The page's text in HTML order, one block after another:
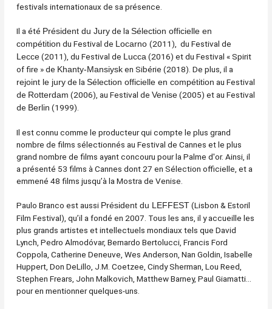
festivals internationaux de sa présence.
Il a été Président du Jury de la Sélection officielle en
compétition du Festival de Locarno (2011), du Festival de
Lecce (2011), du Festival de Lucca (2016) et du Festival « Spirit
of fire » de Khanty-Mansiysk en Sibérie (2018). De plus, il a
rejoint le jury de la Sélection officielle en compétition au Festival
de Rotterdam (2006), au Festival de Venise (2005) et au Festival
de Berlin (1999).
Il est connu comme le producteur qui compte le plus grand
nombre de films sélectionnés au Festival de Cannes et le plus
grand nombre de films ayant concouru pour la Palme d'or. Ainsi, il
a présenté 53 films à Cannes dont 27 en Sélection officielle, et a
emmené 48 films jusqu’à la Mostra de Venise.
Paulo Branco est aussi Président du LEFFEST (Lisbon & Estoril
Film Festival), qu’il a fondé en 2007. Tous les ans, il y accueille les
plus grands artistes et intellectuels mondiaux tels que David
Lynch, Pedro Almodóvar, Bernardo Bertolucci, Francis Ford
Coppola, Catherine Deneuve, Wes Anderson, Nan Goldin, Isabelle
Huppert, Don DeLillo, J.M. Coetzee, Cindy Sherman, Lou Reed,
Stephen Frears, John Malkovich, Matthew Barney, Paul Giamatti…
pour en mentionner quelques-uns.